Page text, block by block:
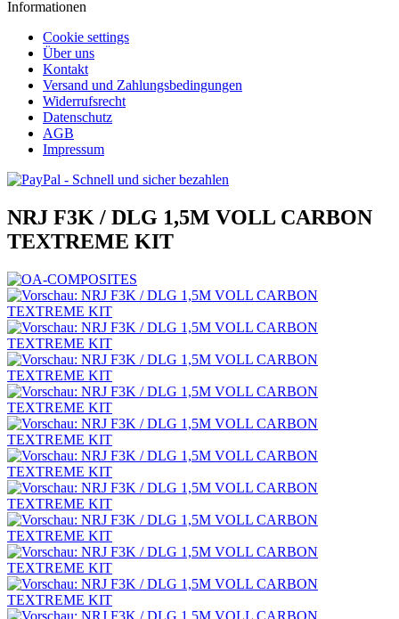
Informationen
Cookie settings
Über uns
Kontakt
Versand und Zahlungsbedingungen
Widerrufsrecht
Datenschutz
AGB
Impressum
NRJ F3K / DLG 1,5M VOLL CARBON
TEXTREME KIT